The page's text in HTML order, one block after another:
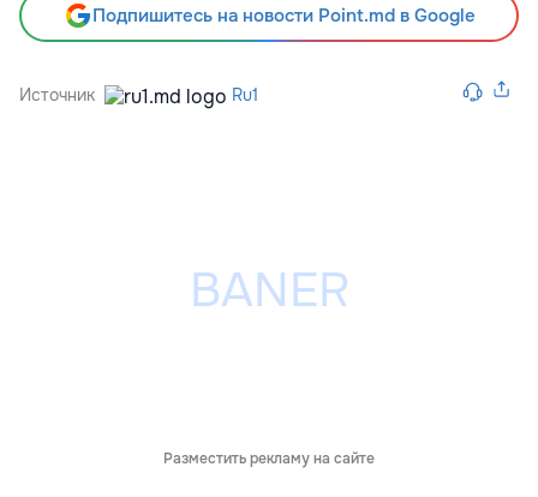
Подпишитесь на новости Point.md в Google
Источник Ru1
Разместить рекламу на сайте